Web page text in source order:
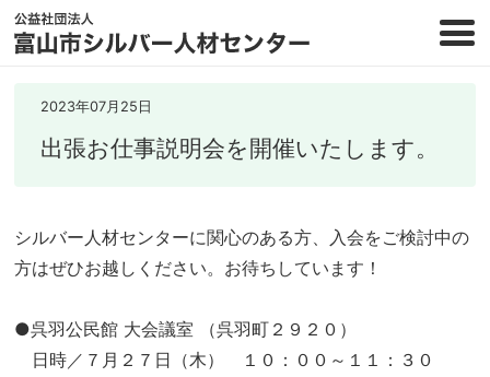
2023年07月25日
出張お仕事説明会を開催いたします。
シルバー人材センターに関心のある方、入会をご検討中の
方はぜひお越しください。お待ちしています！
●呉羽公民館 大会議室 （呉羽町２９２０）
日時／７月２７日（木） １０：００～１１：３０